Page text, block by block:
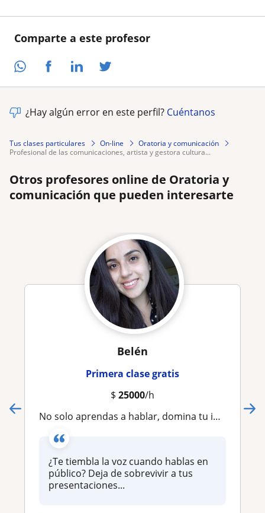
Comparte a este profesor
¿Hay algún error en este perfil? Cuéntanos
Tus clases particulares On-line
Oratoria y comunicación
profesional de las comunicaciones, artista y gestora cultura...
Otros profesores online de Oratoria y
comunicación que pueden interesarte
Belén
Primera clase gratis
$ 25000/h
No solo aprendas a hablar, domina tu instrumento: Oratoria con enfoque clínico y profesional
¿Te tiembla la voz cuando hablas en
público? Deja de sobrevivir a tus
presentaciones...